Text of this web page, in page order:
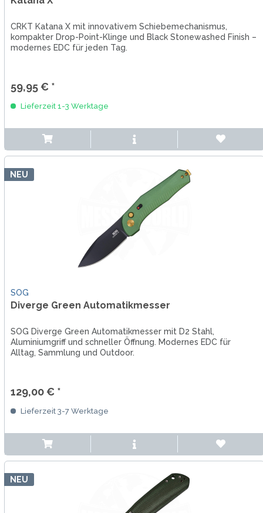
CRKT Katana X mit innovativem Schiebemechanismus,
kompakter Drop-Point-Klinge und Black Stonewashed Finish –
modernes EDC für jeden Tag.
59,95 € *
Lieferzeit 1-3 Werktage
NEU
SOG
Diverge Green Automatikmesser
SOG Diverge Green Automatikmesser mit D2 Stahl,
Aluminiumgriff und schneller Öffnung. Modernes EDC für
Alltag, Sammlung und Outdoor.
129,00 € *
Lieferzeit 3-7 Werktage
NEU